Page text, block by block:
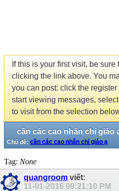
If this is your first visit, be sure
clicking the link above. You
you can post: click the
start viewing messages,
to visit from the selection
cần các cao nhân chỉ giáo
Chủ đề: cần các cao nhân chỉ giáo ạ
Tag: None
quangroom viết:
11-01-2016 09:21:10 PM